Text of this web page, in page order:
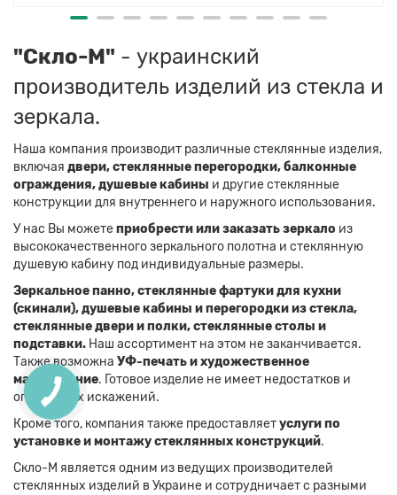
"Скло-М" - украинский
производитель изделий из стекла и
зеркала.
Наша компания производит различные стеклянные изделия,
включая двери, стеклянные перегородки, балконные
ограждения, душевые кабины и другие стеклянные
конструкции для внутреннего и наружного использования.
У нас Вы можетеприобрести или заказать зеркало из
высококачественного зеркального полотна и стеклянную
душевую кабину под индивидуальные размеры.
Зеркальное панно, стеклянные фартуки для кухни
(скинали), душевые кабины и перегородки из стекла,
стеклянные двери и полки, стеклянные столы и
подставки. Наш ассортимент на этом не заканчивается.
Также возможна УФ-печать и художественное
матирование. Готовое изделие не имеет недостатков и
оптических искажений.
Кроме того, компания также предоставляетуслуги по
установке и монтажу стеклянных конструкций.
Скло-М является одним из ведущих производителей
стеклянных изделий в Украине и сотрудничает с разными